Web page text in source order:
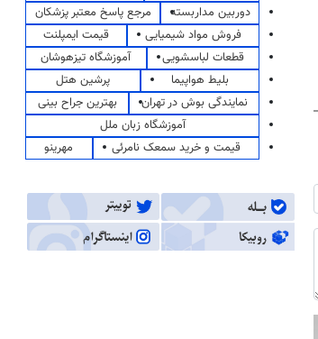
دوربین مداربسته
مرجع پاسخ معتبر پزشکان
فروش مواد شیمیایی
قیمت ایمپلنت
قطعات لباسشویی
آموزشگاه تیزهوشان
بلیط هواپیما
پرشین هتل
نمایندگی بوش در تهران
بهترین جراح بینی
آموزشگاه زبان ملل
قیمت و خرید سمعک نامرئی
مهرینو